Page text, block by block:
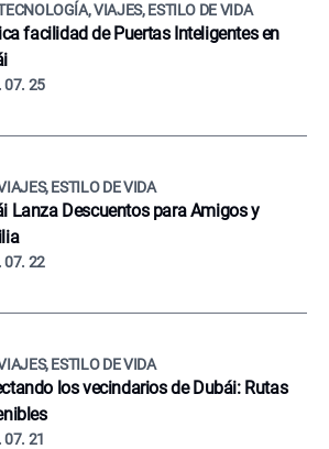
VIAJES, ESTILO DE VIDA
facilidad de Puertas Inteligentes en
07. 25
ESTILO DE VIDA
Lanza Descuentos para Amigos y
07. 22
ESTILO DE VIDA
los vecindarios de Dubái: Rutas
21